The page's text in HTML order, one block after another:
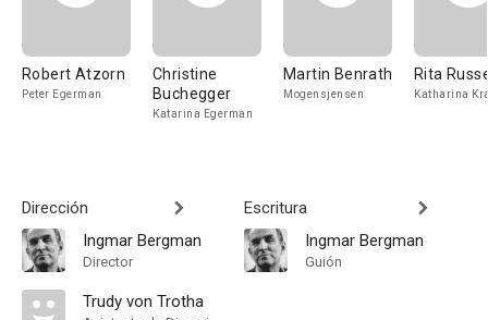
Robert Atzorn
Peter Egerman
Christine
Buchegger
Katarina Egerman
Martin Benrath
Mogensjensen
Rita
Katharina
Dirección
Ingmar Bergman
Director
Trudy von Trotha
Escritura
Ingmar Bergman
Guión